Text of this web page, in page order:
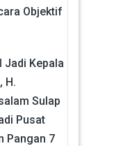
Objektif
Jadi Kepala
H.
Sulap
Pusat
Pangan 7